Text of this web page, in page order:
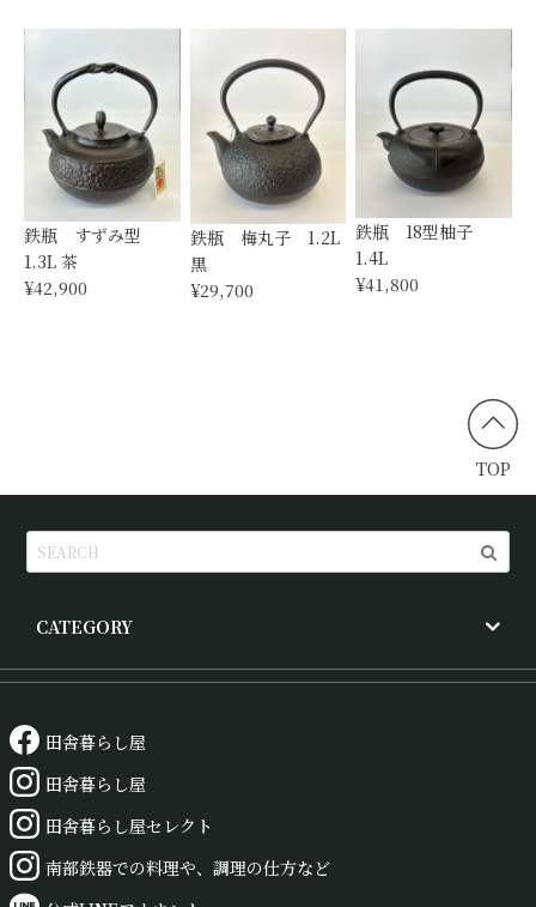
鉄瓶 すずみ型
1.3L 茶
¥42,900
鉄瓶 梅丸子 1.2L
黒
¥29,700
鉄瓶 18型柚子
1.4L
¥41,800
TOP
CATEGORY
田舎暮らし屋
田舎暮らし屋
田舎暮らし屋セレクト
南部鉄器での料理や、調理の仕方など